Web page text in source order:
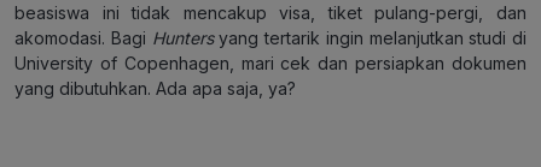
beasiswa ini tidak mencakup visa, tiket pulang-pergi, dan
akomodasi. Bagi Huntersyang tertarik ingin melanjutkan studi di
University of Copenhagen, mari cek dan persiapkan dokumen
yang dibutuhkan. Ada apa saja, ya?